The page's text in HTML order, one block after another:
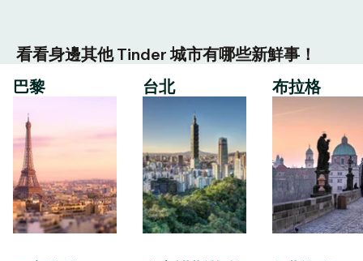
看看身邊其他 Tinder 城市有哪些新鮮事！
巴黎
台北 布拉格